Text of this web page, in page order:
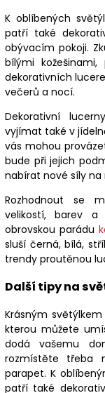
K oblíbených
patří také
obývacím pokoji.
bílými
dekorativních
večerů a nocí.
Dekorativní
vyjímat také v
vás mohou
bude při jejich
nabírat nové síly
Rozhodnout se
velikostí, barev
obrovskou parádu
sluší černá, bílá,
trendy proutěnou
Další tipy na
Krásným
kterou můžete
dodá vašemu
rozmístěte třeba
parapet. K
patří také